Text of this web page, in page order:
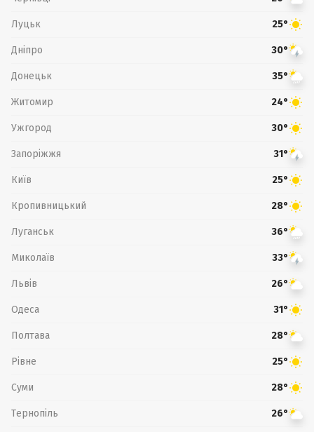
Луцьк 25°
Дніпро 30°
Донецьк 35°
Житомир 24°
Ужгород 30°
Запоріжжя 31°
Київ 25°
Кропивницький 28°
Луганськ 36°
Миколаїв 33°
Львів 26°
Одеса 31°
Полтава 28°
Рівне 25°
Суми 28°
Тернопіль 26°